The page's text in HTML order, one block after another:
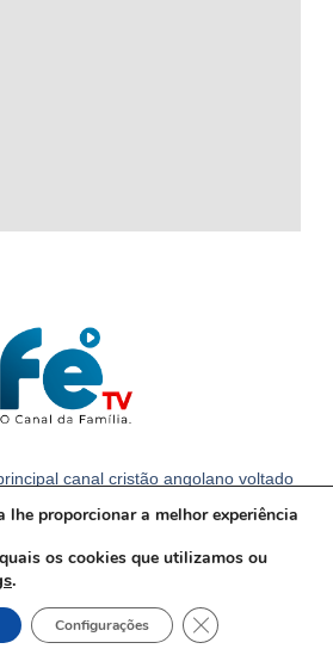
canal cristão angolano voltado
e conteúdos cristãos em Angola.
os direitos reservados.
lhe proporcionar a melhor experiência
os cookies que utilizamos ou
.
Configurações Close GDPR